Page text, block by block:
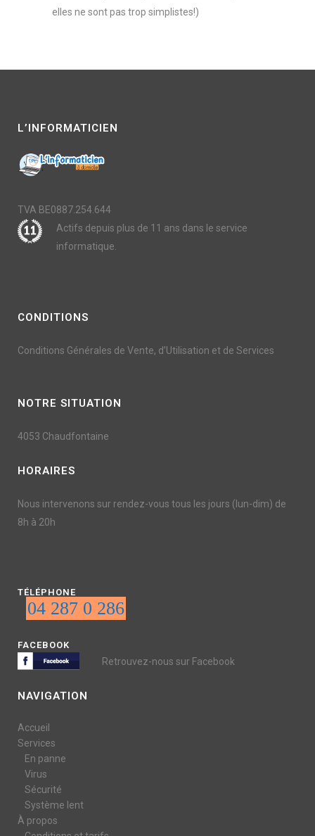
elles ne sont pas trop simplistes!)
L’INFORMATICIEN
TVA BE0887.254.644
Actifs depuis plus de 11 ans dans le service
informatique.
CONDITIONS
Conditions Générales de Vente, d’Utilisation et de Services
NOTRE SITUATION
4053 Chaudfontaine
HORAIRES
Nous intervenons sur rendez-vous tous les jours (lun-dim) de
8h à 20h
TÉLÉPHONE
04 287 0 286
FACEBOOK
Retrouvez-nous sur Facebook
NAVIGATION
Accueil
Services
En panne
Virus
Sécurité
Système lent
À propos